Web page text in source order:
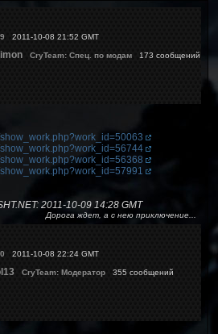
2011-10-08 21:52 GMT
CryTeam: Спец. по модам 173 сообщений
2011-10-09 14:28 GMT
Дорога ждет, а с нею приключение...
2011-10-08 22:24 GMT
CryTeam: Модератор 355 сообщений